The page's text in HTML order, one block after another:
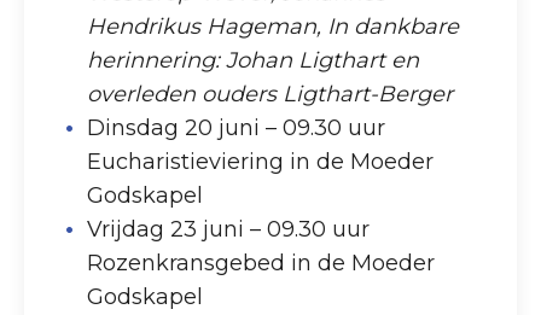
Hendrikus Hageman, In dankbare
herinnering: Johan Ligthart en
overleden ouders Ligthart-Berger
Dinsdag 20 juni – 09.30 uur
Eucharistieviering in de Moeder
Godskapel
Vrijdag 23 juni – 09.30 uur
Rozenkransgebed in de Moeder
Godskapel